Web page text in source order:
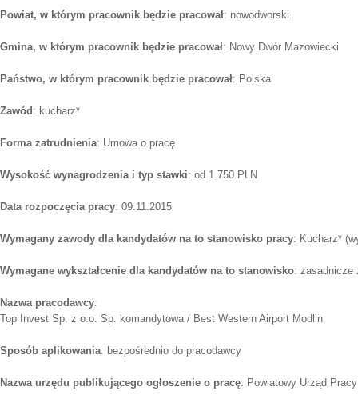
Powiat, w którym pracownik będzie pracował: nowodworski
Gmina, w którym pracownik będzie pracował: Nowy Dwór Mazowiecki
Państwo, w którym pracownik będzie pracował: Polska
Zawód: kucharz*
Forma zatrudnienia: Umowa o pracę
Wysokość wynagrodzenia i typ stawki: od 1 750 PLN
Data rozpoczęcia pracy: 09.11.2015
Wymagany zawody dla kandydatów na to stanowisko pracy: Kucharz*
Wymagane wykształcenie dla kandydatów na to stanowisko: zasadnicze
Nazwa pracodawcy:
Top Invest Sp. z o.o. Sp. komandytowa / Best Western Airport Modlin
Sposób aplikowania: bezpośrednio do pracodawcy
Nazwa urzędu publikującego ogłoszenie o pracę: Powiatowy Urząd